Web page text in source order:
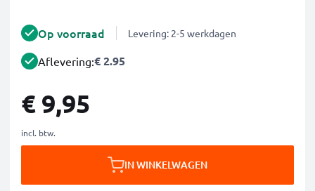
Op voorraad Levering: 2-5 werkdagen
Aflevering:€ 2.95
€ 9,95
incl. btw.
IN WINKELWAGEN